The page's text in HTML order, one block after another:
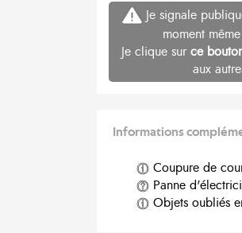
Je signale
moment
Je clique sur ce
aux
Informations
Coupure de
Panne
Objets oubliés